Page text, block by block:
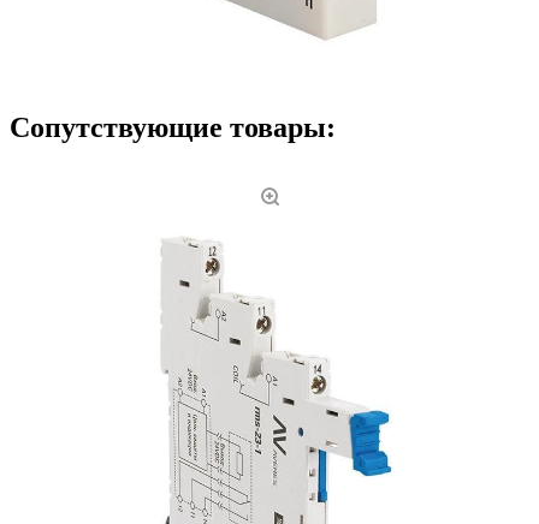
Сопутствующие товары: